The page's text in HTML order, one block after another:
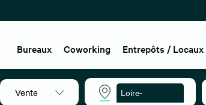
Bureaux Coworking Entrepôts /
Vente
Loire-